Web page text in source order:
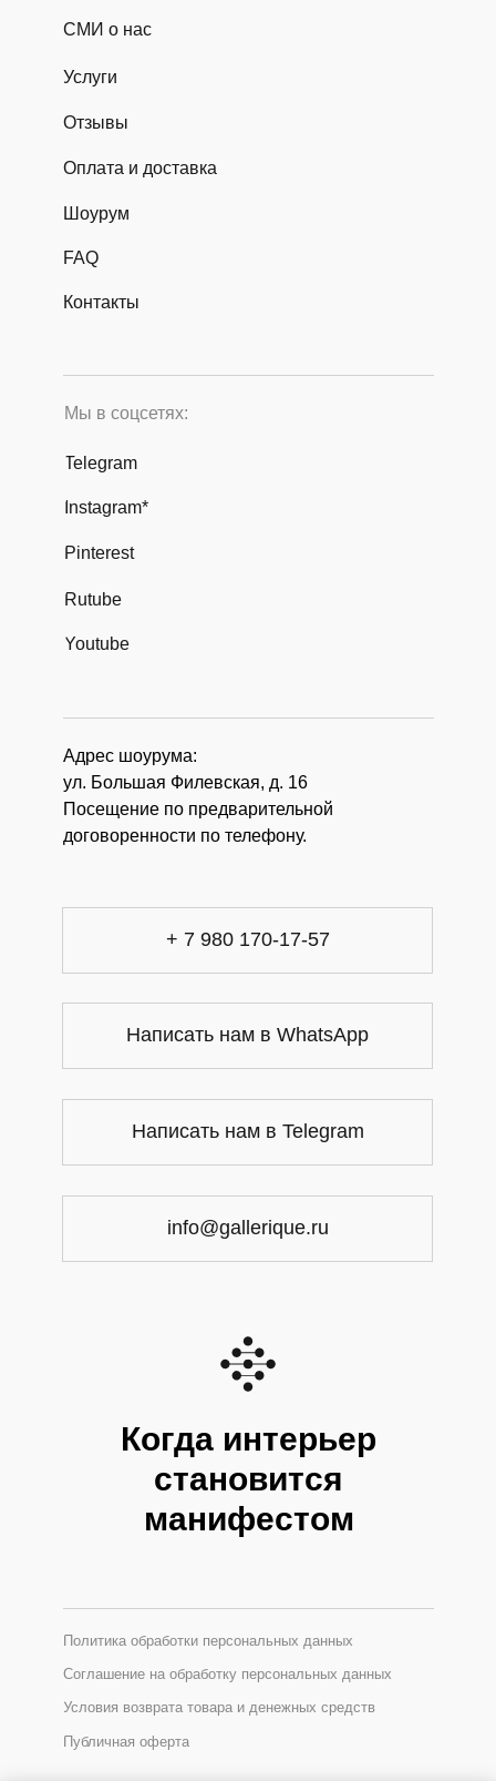
Адрес шоурума:
ул. Большая Филевская, д. 16
Посещение по предварительной
договоренности по телефону.
Мы в соцсетях:
Публичная оферта
Условия возврата товара и денежных средств
Соглашение на обработку персональных данных
Политика обработки персональных данных
Instagram*
Telegram
Услуги
Отзывы
Оплата и доставка
Когда интерьер
становится
манифестом
+ 7 980 170-17-57
Написать нам в WhatsApp
info@gallerique.ru
Написать нам в Telegram
СМИ о нас
Шоурум
FAQ
Контакты
Pinterest
Rutube
Youtube